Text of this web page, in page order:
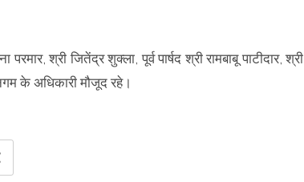
श्री जितेंद्र शुक्ला, पूर्व पार्षद श्री रामबाबू पाटीदार, श्री
के अधिकारी मौजूद रहे।